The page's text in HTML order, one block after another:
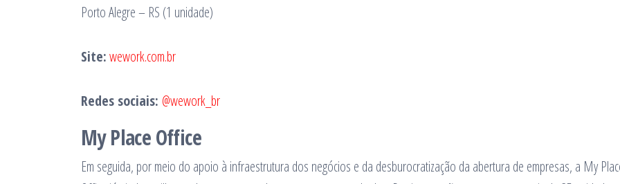
Porto Alegre – RS (1 unidade)
Site:wework.com.br
Redes sociais: @wework_br
My Place Office
Em seguida, por meio do apoio à infraestrutura dos negócios e da desburocratização da abertura de empresas, a My